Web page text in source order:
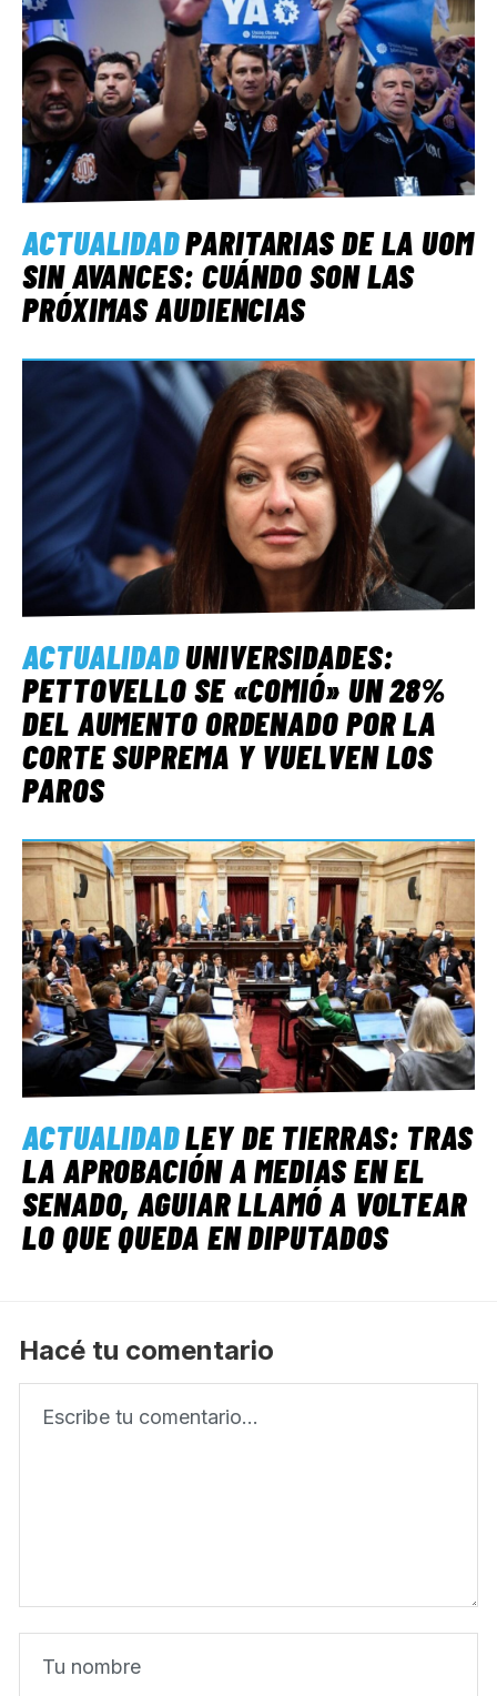
ACTUALIDADPARITARIAS DE LA UOM
SIN AVANCES: CUÁNDO SON LAS
PRÓXIMAS AUDIENCIAS
ACTUALIDADUNIVERSIDADES:
PETTOVELLO SE «COMIÓ» UN 28%
DEL AUMENTO ORDENADO POR LA
CORTE SUPREMA Y VUELVEN LOS
PAROS
ACTUALIDADLEY DE TIERRAS: TRAS
LA APROBACIÓN A MEDIAS EN EL
SENADO, AGUIAR LLAMÓ A VOLTEAR
LO QUE QUEDA EN DIPUTADOS
Hacé tu comentario